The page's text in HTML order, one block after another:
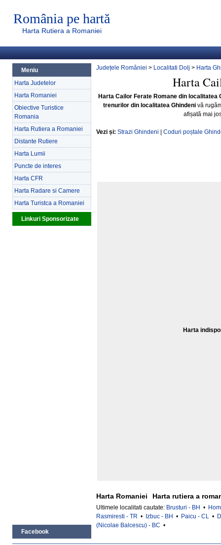
România pe hartă
Harta Rutiera a Romaniei
Meniu
Harta Judetelor
Harta Romaniei
Obiective Turistice
Romania
Harta Rutiera a Romaniei
Distante Rutiere
Harta Lumii
Puncte de interes
Harta CFR
Harta Radare si Camere
Harta Turistca a Romaniei
Linkuri Sponsorizate
Facebook
Județele României > Localitati Dolj > Harta
Harta
Harta Cailor Ferate Romane din localitatea
trenurilor din localitatea Ghindenivă
afișată mai
Vezi și: Strazi Ghindeni Coduri poștale
Harta
Harta Romaniei Harta rutiera a
Ultimele localitati cautate: Brusturi - BH •
Rasmiresti - TR • Izbuc - BH • Paicu - CL •
(Nicolae Balcescu) - BC •